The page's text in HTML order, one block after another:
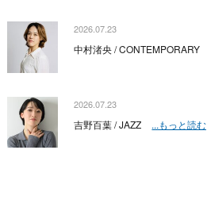
2026.07.23
中村渚央 / CONTEMPORARY
2026.07.23
吉野百葉 / JAZZ ...もっと読む